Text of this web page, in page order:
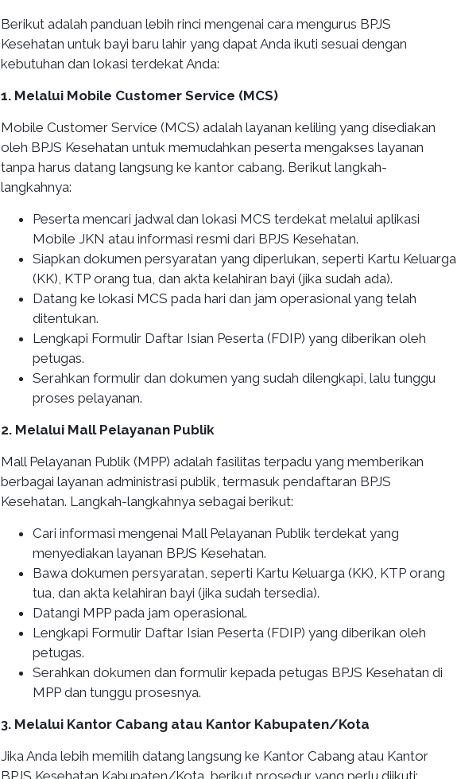
Berikut adalah panduan lebih rinci mengenai cara mengurus BPJS
Kesehatan untuk bayi baru lahir yang dapat Anda ikuti sesuai dengan
kebutuhan dan lokasi terdekat Anda:
1. Melalui Mobile Customer Service (MCS)
Mobile Customer Service (MCS) adalah layanan keliling yang disediakan
oleh BPJS Kesehatan untuk memudahkan peserta mengakses layanan
tanpa harus datang langsung ke kantor cabang. Berikut langkah-
langkahnya:
Peserta mencari jadwal dan lokasi MCS terdekat melalui aplikasi
Mobile JKN atau informasi resmi dari BPJS Kesehatan.
Siapkan dokumen persyaratan yang diperlukan, seperti Kartu Keluarga
(KK), KTP orang tua, dan akta kelahiran bayi (jika sudah ada).
Datang ke lokasi MCS pada hari dan jam operasional yang telah
ditentukan.
Lengkapi Formulir Daftar Isian Peserta (FDIP) yang diberikan oleh
petugas.
Serahkan formulir dan dokumen yang sudah dilengkapi, lalu tunggu
proses pelayanan.
2. Melalui Mall Pelayanan Publik
Mall Pelayanan Publik (MPP) adalah fasilitas terpadu yang memberikan
berbagai layanan administrasi publik, termasuk pendaftaran BPJS
Kesehatan. Langkah-langkahnya sebagai berikut:
Cari informasi mengenai Mall Pelayanan Publik terdekat yang
menyediakan layanan BPJS Kesehatan.
Bawa dokumen persyaratan, seperti Kartu Keluarga (KK), KTP orang
tua, dan akta kelahiran bayi (jika sudah tersedia).
Datangi MPP pada jam operasional.
Lengkapi Formulir Daftar Isian Peserta (FDIP) yang diberikan oleh
petugas.
Serahkan dokumen dan formulir kepada petugas BPJS Kesehatan di
MPP dan tunggu prosesnya.
3. Melalui Kantor Cabang atau Kantor Kabupaten/Kota
Jika Anda lebih memilih datang langsung ke Kantor Cabang atau Kantor
BPJS Kesehatan Kabupaten/Kota, berikut prosedur yang perlu diikuti: